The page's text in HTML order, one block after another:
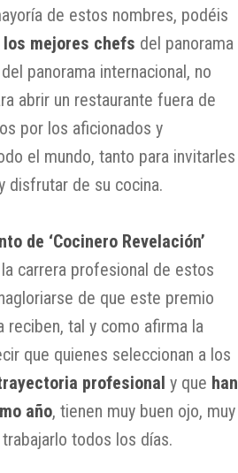
de estos nombres, podéis
mejores chefs del panorama
panorama internacional, no
abrir un restaurante fuera de
por los aficionados y
el mundo, tanto para invitarles
disfrutar de su cocina.
de ‘Cocinero Revelación’
carrera profesional de estos
de que este premio
reciben, tal y como afirma la
que quienes seleccionan a los
profesional y que han
año, tienen muy buen ojo, muy
todos los días.